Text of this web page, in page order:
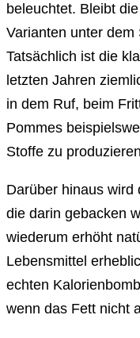
beleuchtet. Bleibt
Varianten unter
Tatsächlich ist die
letzten Jahren
in dem Ruf, beim
Pommes
Stoffe zu
Darüber hinaus wird
die darin gebacken
wiederum erhöht
Lebensmittel
echten
wenn das Fett nicht